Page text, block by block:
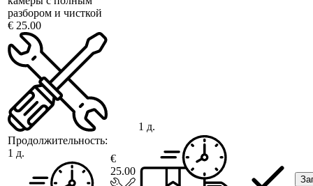
разбором и чисткой
€ 25.00
Продолжительность:
1 д.
€
25.00
1 д.